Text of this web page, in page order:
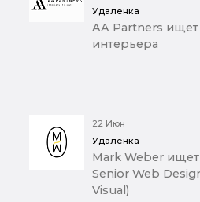
Удаленка
AA Partners
интерьера
22 Июн
Удаленка
Mark Weber
Senior Web
Visual)